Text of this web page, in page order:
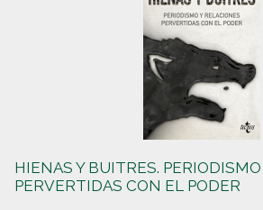
HIENAS Y BUITRES.
PERVERTIDAS CON EL PODER